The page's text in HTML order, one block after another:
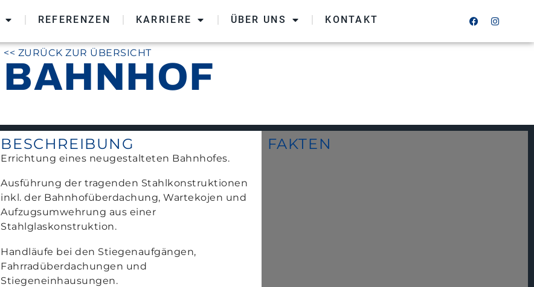
REFERENZEN KARRIERE ÜBER UNS KONTAKT
<< ZURÜCK ZUR ÜBERSICHT
BAHNHOF
BESCHREIBUNG
Errichtung eines neugestalteten Bahnhofes.
Ausführung der tragenden Stahlkonstruktionen
inkl. der Bahnhofüberdachung, Wartekojen und
Aufzugsumwehrung aus einer
Stahlglaskonstruktion.
Handläufe bei den Stiegenaufgängen,
Fahrradüberdachungen und
Stiegeneinhausungen.
FAKTEN